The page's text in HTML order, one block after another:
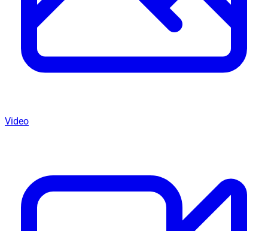
Video